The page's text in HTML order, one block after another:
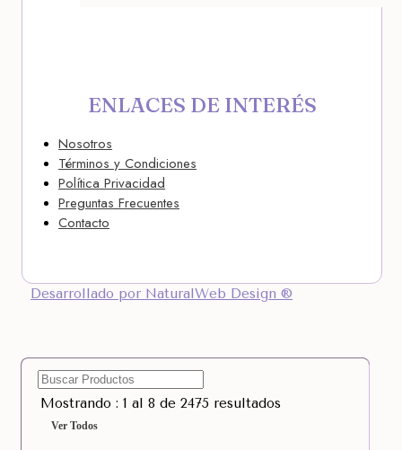
ENLACES DE INTERÉS
Nosotros
Términos y Condiciones
Política Privacidad
Preguntas Frecuentes
Contacto
Desarrollado por NaturalWeb Design ®
Mostrando : 1 al 8 de 2475 resultados
Ver Todos